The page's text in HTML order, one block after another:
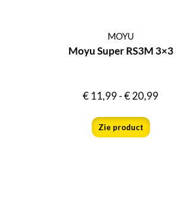
MOYU
Moyu Super RS3M 3×3
€11,99-€20,99
Zie product